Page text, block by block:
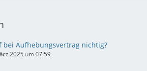
bei Aufhebungsvertrag nichtig?
2025 um 07:59